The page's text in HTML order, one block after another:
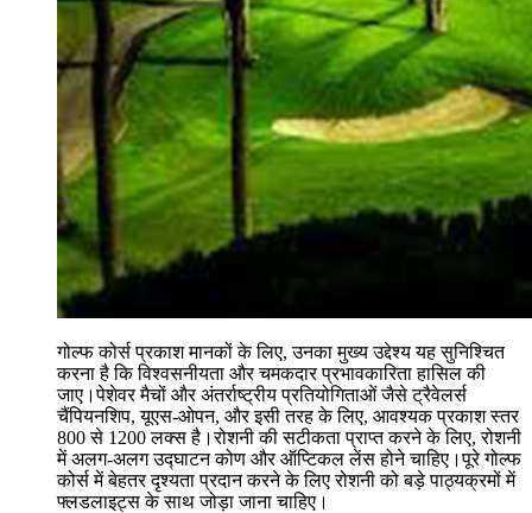
गोल्फ कोर्स प्रकाश मानकों के लिए, उनका मुख्य उद्देश्य यह सुनिश्चित
करना है कि विश्वसनीयता और चमकदार प्रभावकारिता हासिल की
जाए।पेशेवर मैचों और अंतर्राष्ट्रीय प्रतियोगिताओं जैसे ट्रैवेलर्स
चैंपियनशिप, यूएस-ओपन, और इसी तरह के लिए, आवश्यक प्रकाश स्तर
800 से 1200 लक्स है।रोशनी की सटीकता प्राप्त करने के लिए, रोशनी
में अलग-अलग उद्घाटन कोण और ऑप्टिकल लेंस होने चाहिए।पूरे गोल्फ
कोर्स में बेहतर दृश्यता प्रदान करने के लिए रोशनी को बड़े पाठ्यक्रमों में
फ्लडलाइट्स के साथ जोड़ा जाना चाहिए।